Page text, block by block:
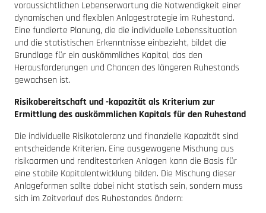
voraussichtlichen Lebenserwartung die Notwendigkeit einer
dynamischen und flexiblen Anlagestrategie im Ruhestand.
Eine fundierte Planung, die die individuelle Lebenssituation
und die statistischen Erkenntnisse einbezieht, bildet die
Grundlage für ein auskömmliches Kapital, das den
Herausforderungen und Chancen des längeren Ruhestands
gewachsen ist.
Risikobereitschaft und -kapazität als Kriterium zur
Ermittlung des auskömmlichen Kapitals für den Ruhestand
Die individuelle Risikotoleranz und finanzielle Kapazität sind
entscheidende Kriterien. Eine ausgewogene Mischung aus
risikoarmen und renditestarken Anlagen kann die Basis für
eine stabile Kapitalentwicklung bilden. Die Mischung dieser
Anlageformen sollte dabei nicht statisch sein, sondern muss
sich im Zeitverlauf des Ruhestandes ändern: